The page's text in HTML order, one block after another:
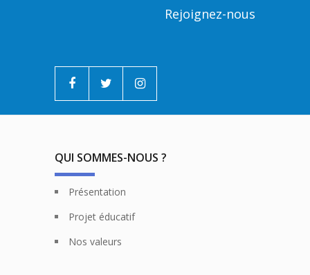
Rejoignez-nous
QUI SOMMES-NOUS ?
Présentation
Projet éducatif
Nos valeurs